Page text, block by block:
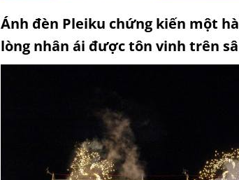
Ánh đèn Pleiku chứng kiến một
lòng nhân ái được tôn vinh trên